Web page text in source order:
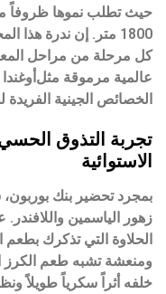
حيث تطلب نموها ظروفاً
1800 متر. إن ندرة هذا
كل مرحلة من مراحل
عالمية مرموقة مثل
الخصائص الجينية
تجربة التذوق
الاستوائية
بمجرد تحضير بنك
زهور الياسمين
الحلاوة التي تذكرك بطعم
ومنعشة تشبه طعم الكرز
خلفه أثراً سكرياً طويلاً